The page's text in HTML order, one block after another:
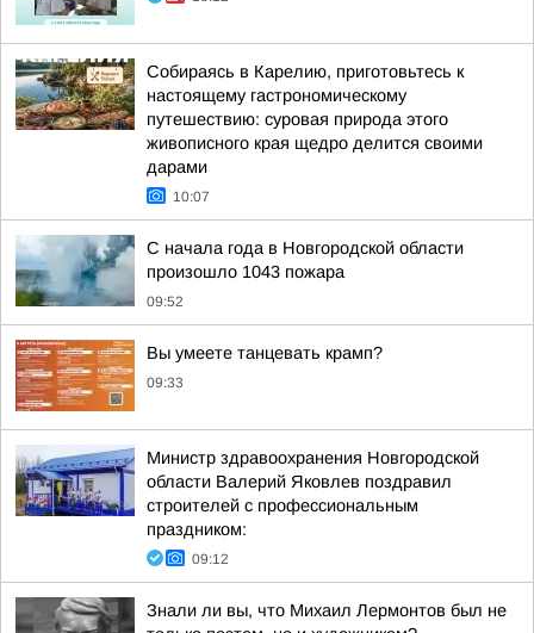
Собираясь в Карелию, приготовьтесь к
настоящему гастрономическому
путешествию: суровая природа этого
живописного края щедро делится своими
дарами
10:07
С начала года в Новгородской области
произошло 1043 пожара
09:52
Вы умеете танцевать крамп?
09:33
Министр здравоохранения Новгородской
области Валерий Яковлев поздравил
строителей с профессиональным
праздником:
09:12
Знали ли вы, что Михаил Лермонтов был не